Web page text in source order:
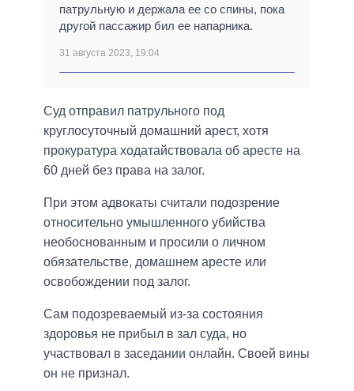
патрульную и держала ее со спины, пока
другой пассажир бил ее напарника.
31 августа 2023, 19:04
Суд отправил патрульного под
круглосуточный домашний арест, хотя
прокуратура ходатайствовала об аресте на
60 дней без права на залог.
При этом адвокаты считали подозрение
относительно умышленного убийства
необоснованным и просили о личном
обязательстве, домашнем аресте или
освобождении под залог.
Сам подозреваемый из-за состояния
здоровья не прибыл в зал суда, но
участвовал в заседании онлайн. Своей вины
он не признал.